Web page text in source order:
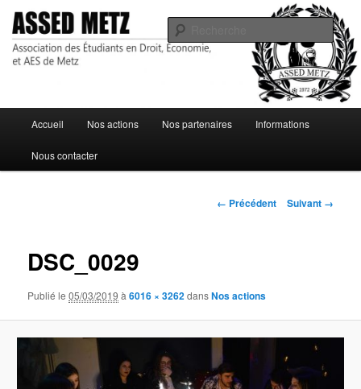
ASSED Metz
Association des Étudiants en Droit, Économie, et AES de Metz
principal
Aller
au
Accueil Nos actions Nos partenaires Informations
Nous contacter
Navigation
← Précédent Suivant →
DSC_0029
Publié le05/03/2019 à6016 × 3262dansNos actions